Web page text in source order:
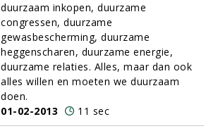
duurzaam inkopen, duurzame
congressen, duurzame
gewasbescherming, duurzame
heggenscharen, duurzame energie,
duurzame relaties. Alles, maar dan ook
alles willen en moeten we duurzaam
doen.
01-02-2013
11 sec